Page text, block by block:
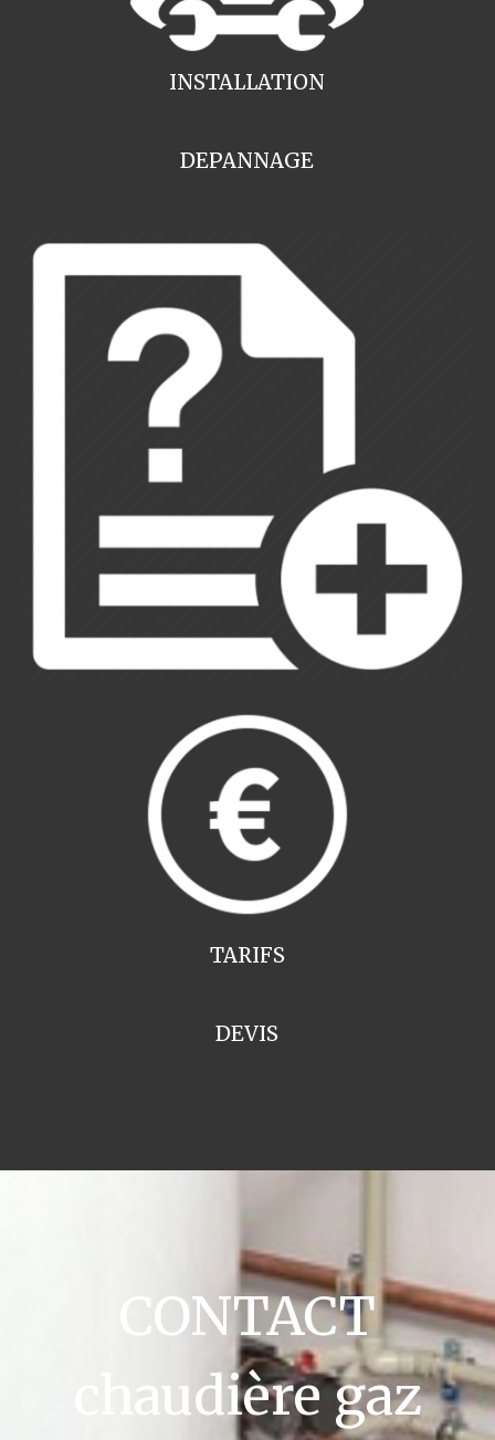
INSTALLATION
DEPANNAGE
TARIFS
DEVIS
CONTACT
chaudière gaz